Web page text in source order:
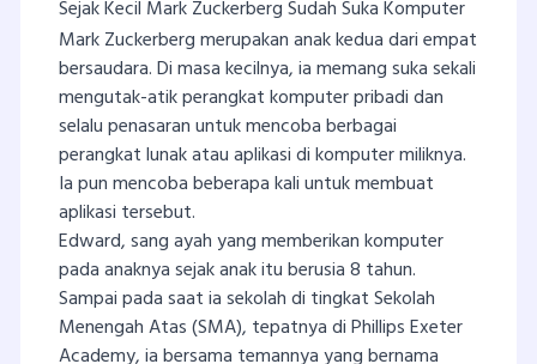
Sejak Kecil Mark Zuckerberg Sudah Suka Komputer
Mark Zuckerberg merupakan anak kedua dari empat
bersaudara. Di masa kecilnya, ia memang suka sekali
mengutak-atik perangkat komputer pribadi dan
selalu penasaran untuk mencoba berbagai
perangkat lunak atau aplikasi di komputer miliknya.
Ia pun mencoba beberapa kali untuk membuat
aplikasi tersebut.
Edward, sang ayah yang memberikan komputer
pada anaknya sejak anak itu berusia 8 tahun.
Sampai pada saat ia sekolah di tingkat Sekolah
Menengah Atas (SMA), tepatnya di Phillips Exeter
Academy, ia bersama temannya yang bernama